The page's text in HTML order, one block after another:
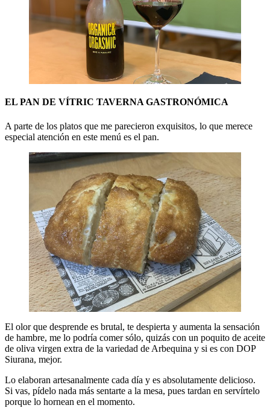
EL PAN DE VÍTRIC TAVERNA GASTRONÓMICA
A parte de los platos que me parecieron exquisitos, lo que merece
especial atención en este menú es el pan.
El olor que desprende es brutal, te despierta y aumenta la sensación
de hambre, me lo podría comer sólo, quizás con un poquito de aceite
de oliva virgen extra de la variedad de Arbequina y si es con DOP
Siurana, mejor.
Lo elaboran artesanalmente cada día y es absolutamente delicioso.
Si vas, pídelo nada más sentarte a la mesa, pues tardan en servírtelo
porque lo hornean en el momento.